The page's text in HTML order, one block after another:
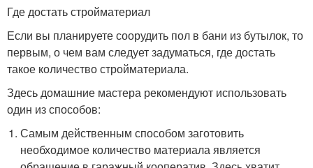
Где достать стройматериал
Если вы планируете соорудить пол в бани из бутылок, то
первым, о чем вам следует задуматься, где достать
такое количество стройматериала.
Здесь домашние мастера рекомендуют использовать
один из способов:
Самым действенным способом заготовить
необходимое количество материала является